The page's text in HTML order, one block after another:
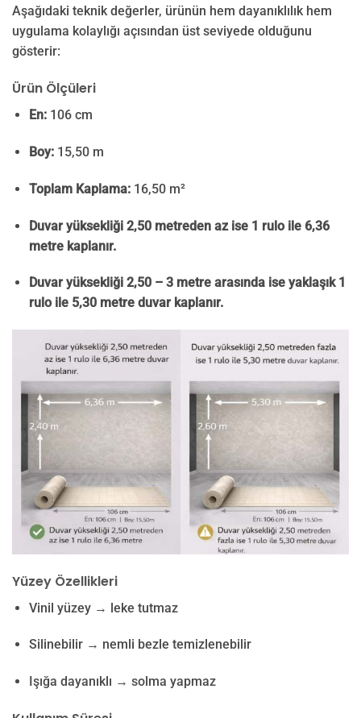
Aşağıdaki teknik değerler, ürünün hem dayanıklılık hem
uygulama kolaylığı açısından üst seviyede olduğunu
gösterir:
Ürün Ölçüleri
En:106 cm
Boy:15,50 m
Toplam Kaplama:16,50 m²
Duvar yüksekliği 2,50 metreden az ise 1 rulo ile 6,36
metre kaplanır.
Duvar yüksekliği 2,50 – 3 metre arasında ise yaklaşık 1
rulo ile 5,30 metre duvar kaplanır.
Yüzey Özellikleri
Vinil yüzey → leke tutmaz
Silinebilir → nemli bezle temizlenebilir
Işığa dayanıklı → solma yapmaz